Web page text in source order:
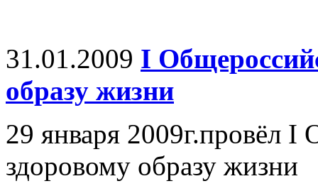
31.01.2009 I
образу жизни
29 января 2009г.провёл
здоровому образу жизни